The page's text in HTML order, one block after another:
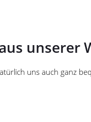
unserer
uns auch ganz